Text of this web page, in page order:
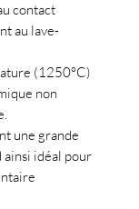
contact
au lave-
(1250°C)
non
une grande
ainsi idéal pour